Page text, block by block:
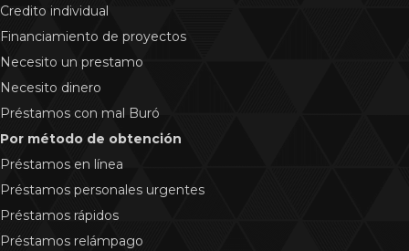
Credito individual
Financiamiento de proyectos
Necesito un prestamo
Necesito dinero
Préstamos con mal Buró
Por método de obtención
Préstamos en línea
Préstamos personales urgentes
Préstamos rápidos
Préstamos relámpago